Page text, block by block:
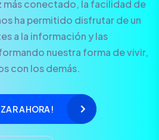
más conectado, la facilidad de
ha permitido disfrutar de un
a la información y las
nuestra forma de vivir,
con los demás.
AHORA!